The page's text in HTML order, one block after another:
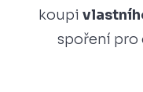
koupi
spoření pro